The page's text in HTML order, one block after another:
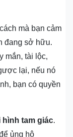
mà bạn cảm
đang sở hữu.
mắn, tài lộc,
lại, nếu nó
bạn có quyền
hình tam giác.
ủng hộ